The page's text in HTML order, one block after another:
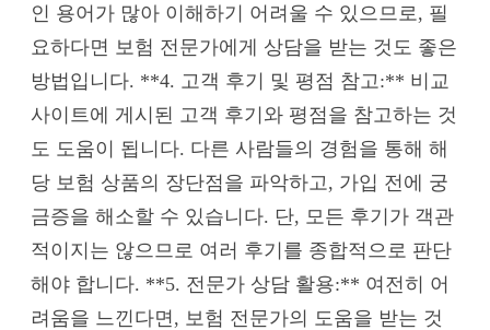
인 용어가 많아 이해하기 어려울 수 있으므로, 필
요하다면 보험 전문가에게 상담을 받는 것도 좋은
방법입니다. **4. 고객 후기 및 평점 참고:** 비교
사이트에 게시된 고객 후기와 평점을 참고하는 것
도 도움이 됩니다. 다른 사람들의 경험을 통해 해
당 보험 상품의 장단점을 파악하고, 가입 전에 궁
금증을 해소할 수 있습니다. 단, 모든 후기가 객관
적이지는 않으므로 여러 후기를 종합적으로 판단
해야 합니다. **5. 전문가 상담 활용:** 여전히 어
려움을 느낀다면, 보험 전문가의 도움을 받는 것